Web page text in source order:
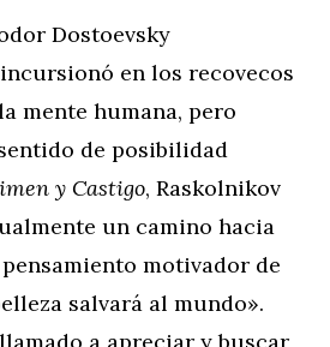
Dostoevsky
en los recovecos
mente humana, pero
de posibilidad
y Castigo, Raskolnikov
un camino hacia
motivador de
salvará al mundo».